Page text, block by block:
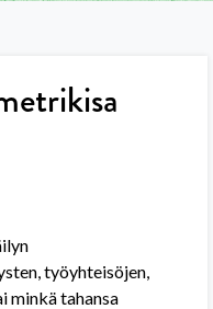
työyhteisöjen,
minkä tahansa